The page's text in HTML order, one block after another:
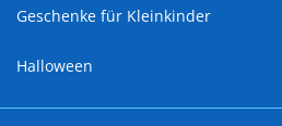
Geschenke für Kleinkinder
Halloween